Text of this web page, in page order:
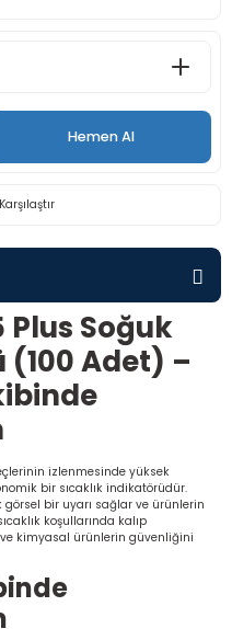
Hemen Al
Karşılaştır
Plus Soğuk
Adet) –
izlenmesinde yüksek
bir sıcaklık indikatörüdür.
görsel bir uyarı sağlar ve ürünlerin
koşullarında kalıp
ve kimyasal ürünlerin güvenliğini